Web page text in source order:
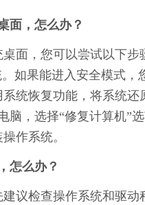
面，怎么办？
面，您可以尝试以下
如果能进入安全模式
统恢复功能，将系统
脑，选择“修复计算机”
作系统。
怎么办？
议检查操作系统和驱